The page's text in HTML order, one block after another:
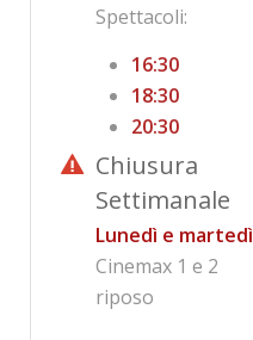
Spettacoli:
16:30
18:30
20:30
Chiusura
Settimanale
Lunedì e martedì
Cinemax 1 e 2
riposo